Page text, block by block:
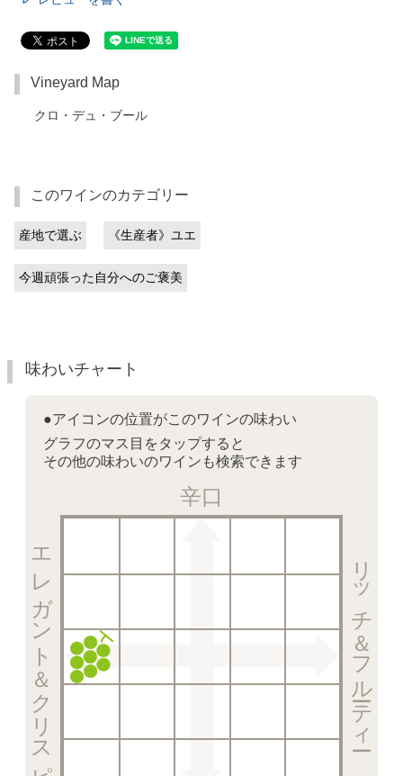
Vineyard Map
クロ・デュ・ブール
このワインのカテゴリー
産地で選ぶ 《生産者》ユエ
今週頑張った自分へのご褒美
味わいチャート
●アイコンの位置がこのワインの味わい
グラフのマス目をタップすると
その他の味わいのワインも検索できます
辛口
リッチ＆フルーティー
エレガント＆クリスピー